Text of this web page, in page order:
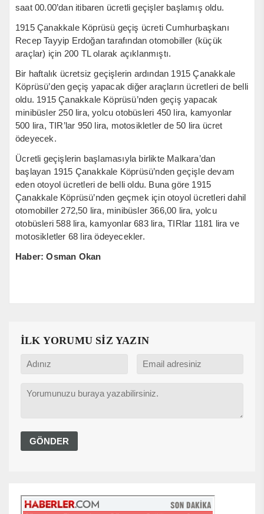
saat 00.00’dan itibaren ücretli geçişler başlamış oldu.
1915 Çanakkale Köprüsü geçiş ücreti Cumhurbaşkanı
Recep Tayyip Erdoğan tarafından otomobiller (küçük
araçlar) için 200 TL olarak açıklanmıştı.
Bir haftalık ücretsiz geçişlerin ardından 1915 Çanakkale
Köprüsü’den geçiş yapacak diğer araçların ücretleri de belli
oldu. 1915 Çanakkale Köprüsü’nden geçiş yapacak
minibüsler 250 lira, yolcu otobüsleri 450 lira, kamyonlar
500 lira, TIR’lar 950 lira, motosikletler de 50 lira ücret
ödeyecek.
Ücretli geçişlerin başlamasıyla birlikte Malkara’dan
başlayan 1915 Çanakkale Köprüsü’nden geçişle devam
eden otoyol ücretleri de belli oldu. Buna göre 1915
Çanakkale Köprüsü’nden geçmek için otoyol ücretleri dahil
otomobiller 272,50 lira, minibüsler 366,00 lira, yolcu
otobüsleri 588 lira, kamyonlar 683 lira, TIRlar 1181 lira ve
motosikletler 68 lira ödeyecekler.
Haber: Osman Okan
İLK YORUMU SİZ YAZIN